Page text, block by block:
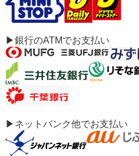
▶銀行のATMでお支払い
▶ネットバンク他でお支払い